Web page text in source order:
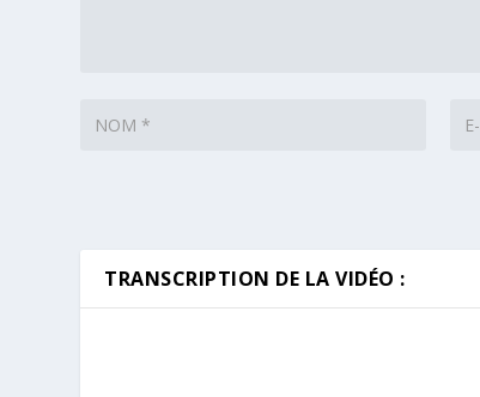
TRANSCRIPTION DE LA VIDÉO :